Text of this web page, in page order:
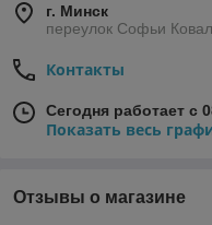
г. Минск
переулок Софьи
Контакты
Сегодня работает с
Показать весь
Отзывы о магазине